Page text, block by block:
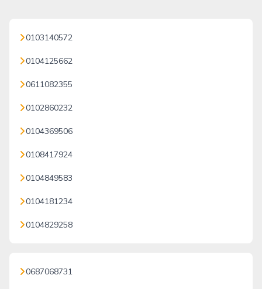
0103140572
0104125662
0611082355
0102860232
0104369506
0108417924
0104849583
0104181234
0104829258
0687068731